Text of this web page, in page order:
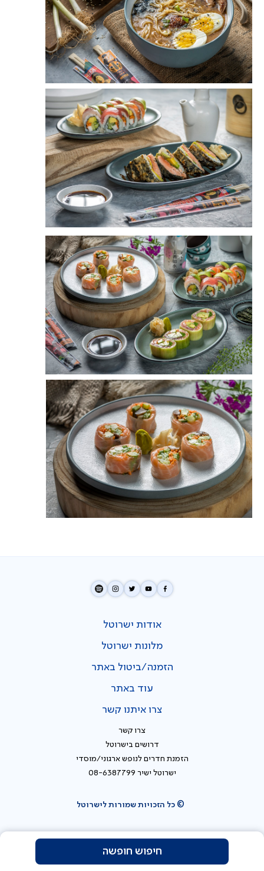
אודות ישרוטל
מלונות ישרוטל
הזמנה/ביטול באתר
עוד באתר
צרו איתנו קשר
צרו קשר
דרושים בישרוטל
הזמנת חדרים לנופש ארגוני/מוסדי
ישרוטל ישיר 08-6387799
© כל הזכויות שמורות לישרוטל
חיפוש חופשה